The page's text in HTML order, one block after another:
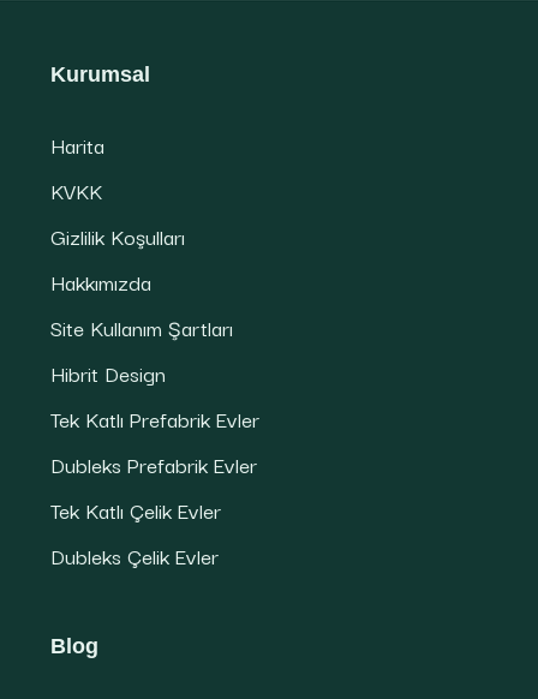
Kurumsal
Harita
KVKK
Gizlilik Koşulları
Hakkımızda
Site Kullanım Şartları
Hibrit Design
Tek Katlı Prefabrik Evler
Dubleks Prefabrik Evler
Tek Katlı Çelik Evler
Dubleks Çelik Evler
Blog